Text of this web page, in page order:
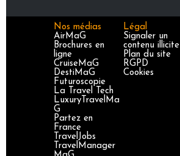
Nos médias
AirMaG
Brochures en
ligne
CruiseMaG
DestiMaG
Futuroscopie
La Travel Tech
LuxuryTravelMa
G
Partez en
France
TravelJobs
TravelManager
Légal
Signaler un
contenu illicite
Plan du site
RGPD
Cookies